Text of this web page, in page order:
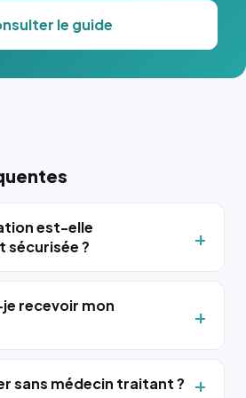
le guide
est-elle
sécurisée ?
recevoir mon
sans médecin traitant ?